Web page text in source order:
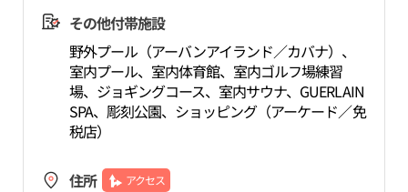
その他付帯施設
野外プール（アーバンアイランド／カバナ）、
室内プール、室内体育館、室内ゴルフ場練習
場、ジョギングコース、室内サウナ、GUERLAIN
SPA、彫刻公園、ショッピング（アーケード／免
税店）
住所 アクセス